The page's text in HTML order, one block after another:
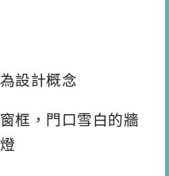
設計概念
框，門口雪白的牆